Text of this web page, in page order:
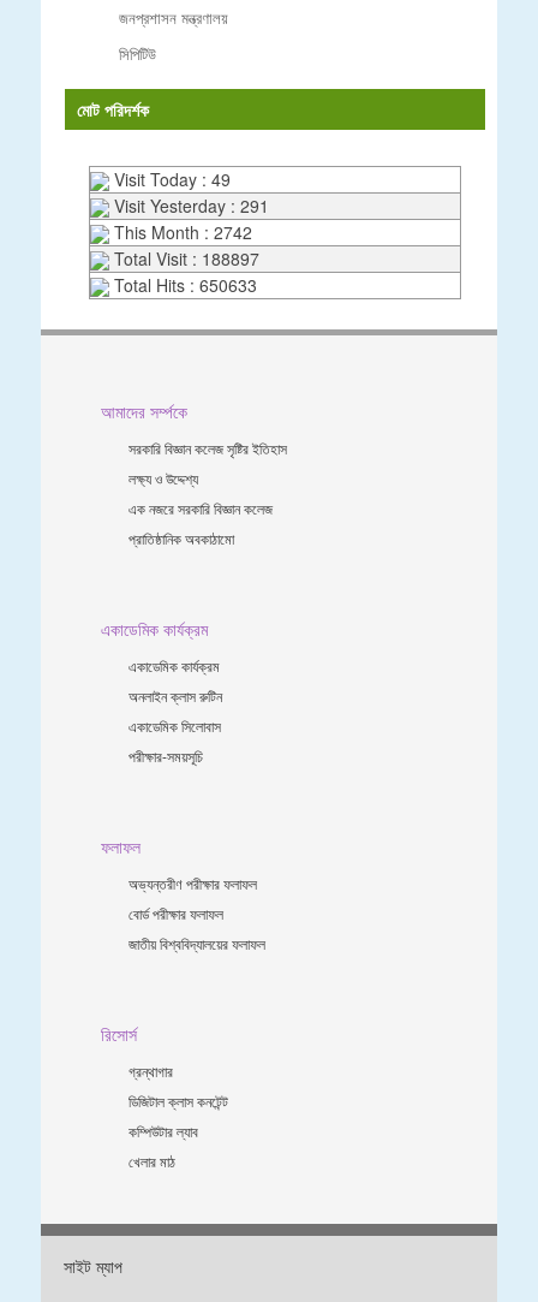
জনপ্রশাসন মন্ত্রণালয়
সিপিটিউ
মোট পরিদর্শক
Visit Today : 49
Visit Yesterday : 291
This Month : 2742
Total Visit : 188897
Total Hits : 650633
আমাদের সর্ম্পকে
সরকারি বিজ্ঞান কলেজ সৃষ্টির ইতিহাস
লক্ষ্য ও উদ্দেশ্য
এক নজরে সরকারি বিজ্ঞান কলেজ
প্রাতিষ্ঠানিক অবকাঠামো
একাডেমিক কার্যক্রম
একাডেমিক কার্যক্রম
অনলাইন ক্লাস রুটিন
একাডেমিক সিলোবাস
পরীক্ষার-সময়সূচি
ফলাফল
অভ্যন্তরীণ পরীক্ষার ফলাফল
বোর্ড পরীক্ষার ফলাফল
জাতীয় বিশ্ববিদ্যালয়ের ফলাফল
রিসোর্স
গ্রন্থাগার
ডিজিটাল ক্লাস কনটেন্ট
কম্পিউটার ল্যাব
খেলার মাঠ
সাইট ম্যাপ